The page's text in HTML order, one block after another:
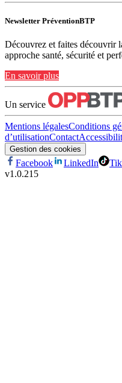
Newsletter PréventionBTP
Découvrez et faites découvrir
approche santé, sécurité et
En savoir plus
Un service
Mentions légalesConditions
d’utilisationContact
Gestion des cookies
Facebook LinkedIn
v1.0.215